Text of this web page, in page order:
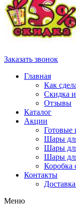
Заказать звонок
Главная
Как
Скидка
Отзывы
Каталог
Акции
Готовые
Шары
Шары
Шары
Коробка
Контакты
Меню